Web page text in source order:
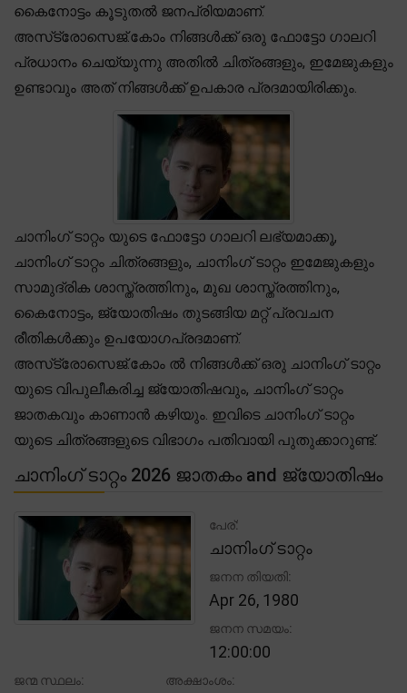
കൈനോട്ടം കൂടുതൽ ജനപ്രിയമാണ്.
അസ്‌ട്രോസെജ്.കോം നിങ്ങൾക്ക് ഒരു ഫോട്ടോ ഗാലറി
പ്രധാനം ചെയ്യുന്നു അതിൽ ചിത്രങ്ങളും, ഇമേജുകളും
ഉണ്ടാവും അത് നിങ്ങൾക്ക് ഉപകാര പ്രദമായിരിക്കും.
ചാനിംഗ് ടാറ്റം യുടെ ഫോട്ടോ ഗാലറി ലഭ്യമാക്കൂ,
ചാനിംഗ് ടാറ്റം ചിത്രങ്ങളും, ചാനിംഗ് ടാറ്റം ഇമേജുകളും
സാമുദ്രിക ശാസ്ത്രത്തിനും, മുഖ ശാസ്ത്രത്തിനും,
കൈനോട്ടം, ജ്യോതിഷം തുടങ്ങിയ മറ്റ് പ്രവചന
രീതികൾക്കും ഉപയോഗപ്രദമാണ്.
അസ്‌ട്രോസെജ്.കോം ൽ നിങ്ങൾക്ക് ഒരു ചാനിംഗ് ടാറ്റം
യുടെ വിപുലീകരിച്ച ജ്യോതിഷവും, ചാനിംഗ് ടാറ്റം
ജാതകവും കാണാൻ കഴിയും. ഇവിടെ ചാനിംഗ് ടാറ്റം
യുടെ ചിത്രങ്ങളുടെ വിഭാഗം പതിവായി പുതുക്കാറുണ്ട്.
ചാനിംഗ് ടാറ്റം 2026 ജാതകം and ജ്യോതിഷം
പേര്:
ചാനിംഗ് ടാറ്റം
ജനന തിയതി:
Apr 26, 1980
ജനന സമയം:
12:00:00
ജന്മ സ്ഥലം: അക്ഷാംശം: